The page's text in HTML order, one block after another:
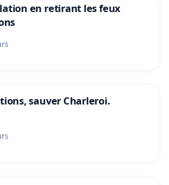
en retirant les feux
sauver Charleroi.